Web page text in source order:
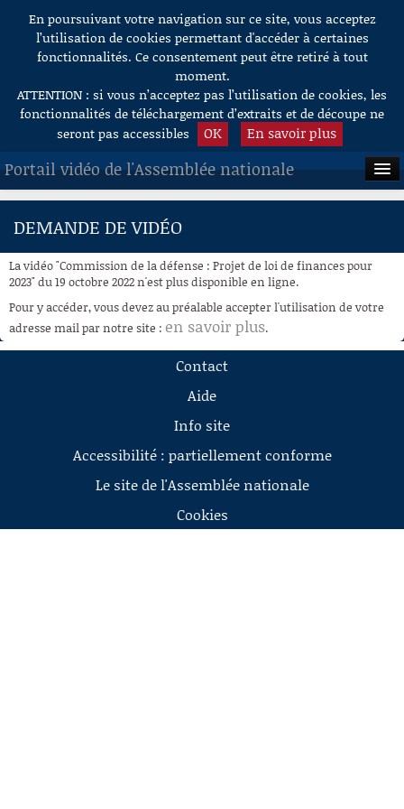
Aller au contenu
En poursuivant votre navigation sur ce site, vous acceptez
l’utilisation de cookies permettant d'accéder à certaines
fonctionnalités. Ce consentement peut être retiré à tout
moment.
ATTENTION : si vous n’acceptez pas l’utilisation de cookies, les
fonctionnalités de téléchargement d’extraits et de découpe ne
seront pas accessibles
OK En savoir plus
Portail vidéo de l'Assemblée nationale
ACCUEIL
À LA DEMANDE
RECHERCHE
AIDE À LA DÉCOUPE
DEMANDE DE VIDÉO
La vidéo "Commission de la défense : Projet de loi de finances pour
2023" du 19 octobre 2022 n'est plus disponible en ligne.
Pour y accéder, vous devez au préalable accepter l'utilisation de votre
adresse mail par notre site : en savoir plus.
Contact
Aide
Info site
Accessibilité : partiellement conforme
Le site de l'Assemblée nationale
Cookies